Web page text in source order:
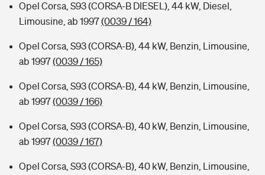
Opel Corsa, S93 (CORSA-B DIESEL), 44 kW, Diesel,
Limousine, ab 1997(0039 / 164)
Opel Corsa, S93 (CORSA-B), 44 kW, Benzin, Limousine,
ab 1997(0039 / 165)
Opel Corsa, S93 (CORSA-B), 44 kW, Benzin, Limousine,
ab 1997(0039 / 166)
Opel Corsa, S93 (CORSA-B), 40 kW, Benzin, Limousine,
ab 1997(0039 / 167)
Opel Corsa, S93 (CORSA-B), 40 kW, Benzin, Limousine,